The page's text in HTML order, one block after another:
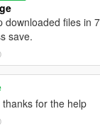
downloaded files in
save.
thanks for the help